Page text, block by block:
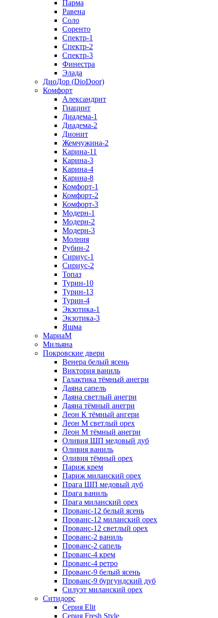
Парма
Равена
Соло
Соренто
Спектр-1
Спектр-2
Спектр-3
Финестра
Элада
ДиоДор (DioDoor)
Комфорт
Алекcандрит
Гиацинт
Диадема-1
Диадема-2
Дионит
Жемчужина-2
Карина-11
Карина-3
Карина-4
Карина-8
Комфорт-1
Комфорт-2
Комфорт-3
Модерн-1
Модерн-2
Модерн-3
Молния
Рубин-2
Сириус-1
Сириус-2
Топаз
Турин-10
Турин-13
Турин-4
Экзотика-1
Экзотика-3
Яшма
МариаМ
Мильяна
Покровские двери
Венера белый ясень
Виктория ваниль
Галактика тёмный анегри
Даяна сапель
Даяна светлый анегри
Даяна тёмный анегри
Леон К тёмный ангери
Леон М светлый орех
Леон М тёмный анегри
Оливия ШП медовый дуб
Оливия ваниль
Оливия тёмный орех
Париж крем
Париж миланский орех
Прага ШП медовый дуб
Прага ваниль
Прага миланский орех
Прованс-12 белый ясень
Прованс-12 миланский орех
Прованс-12 светлый орех
Прованс-2 ваниль
Прованс-2 сапель
Прованс-4 крем
Прованс-4 ретро
Прованс-9 белый ясень
Прованс-9 бургундский дуб
Силуэт миланский орех
Ситидорс
Серия Elit
Серия Fresh Style